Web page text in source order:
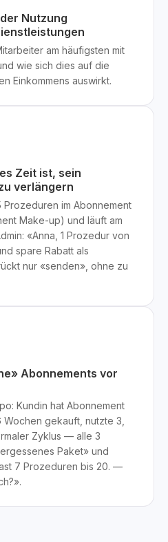
Nutzung
am häufigsten mit
wie sich dies auf die
Einkommens auswirkt.
Zeit ist, sein
verlängern
Prozeduren im Abonnement
Make-up) und läuft am
«Anna, 1 Prozedur von
spare Rabatt als
nur «senden», ohne zu
Abonnements vor
Kundin hat Abonnement
gekauft, nutzte 3,
Zyklus — alle 3
Paket» und
7 Prozeduren bis 20. —